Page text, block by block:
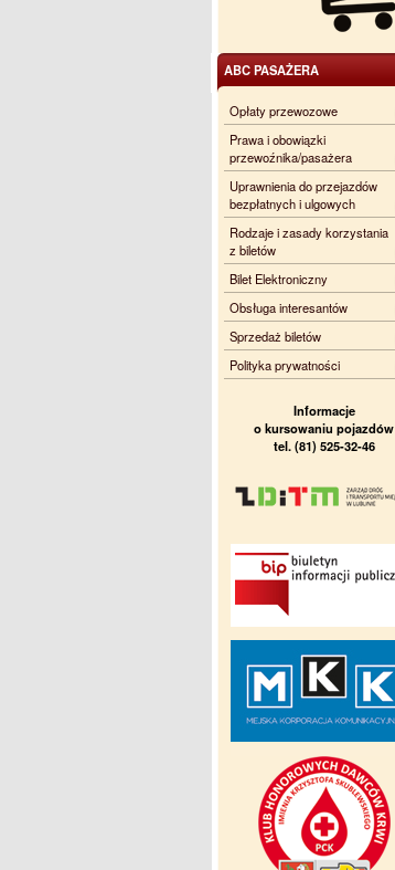
ABC PASAŻERA
Opłaty przewozowe
Prawa i obowiązki
przewoźnika/pasażera
Uprawnienia do przejazdów
bezpłatnych i ulgowych
Rodzaje i zasady korzystania
z biletów
Bilet Elektroniczny
Obsługa interesantów
Sprzedaż biletów
Polityka prywatności
Informacje
o kursowaniu pojazdów
tel. (81) 525-32-46